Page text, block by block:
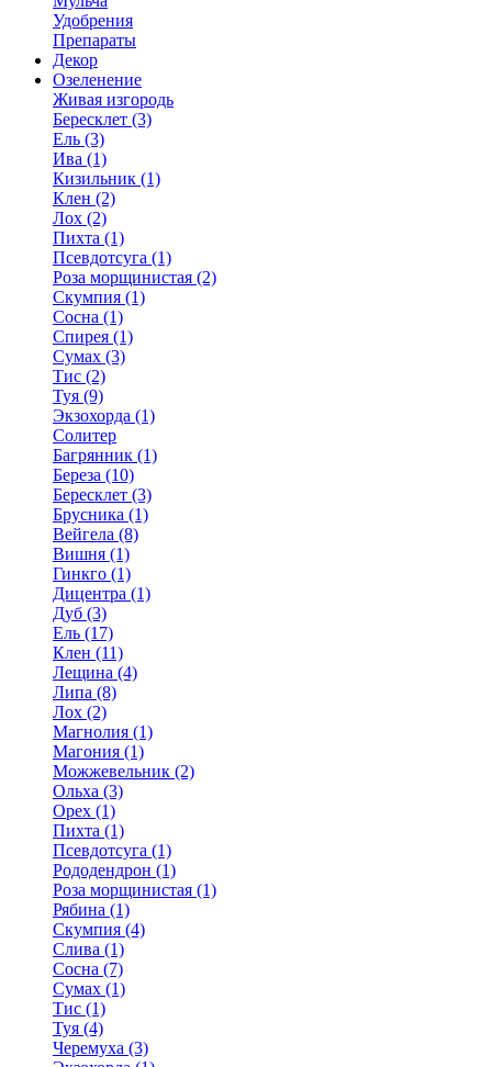
Удобрения
Препараты
Декор
Озеленение
Живая изгородь
Бересклет (3)
Ель (3)
Ива (1)
Кизильник (1)
Клен (2)
Лох (2)
Пихта (1)
Псевдотсуга (1)
Роза морщинистая (2)
Скумпия (1)
Сосна (1)
Спирея (1)
Сумах (3)
Тис (2)
Туя (9)
Экзохорда (1)
Солитер
Багрянник (1)
Береза (10)
Бересклет (3)
Брусника (1)
Вейгела (8)
Вишня (1)
Гинкго (1)
Дицентра (1)
Дуб (3)
Ель (17)
Клен (11)
Лещина (4)
Липа (8)
Лох (2)
Магнолия (1)
Магония (1)
Можжевельник (2)
Ольха (3)
Орех (1)
Пихта (1)
Псевдотсуга (1)
Рододендрон (1)
Роза морщинистая (1)
Рябина (1)
Скумпия (4)
Слива (1)
Сосна (7)
Сумах (1)
Тис (1)
Туя (4)
Черемуха (3)